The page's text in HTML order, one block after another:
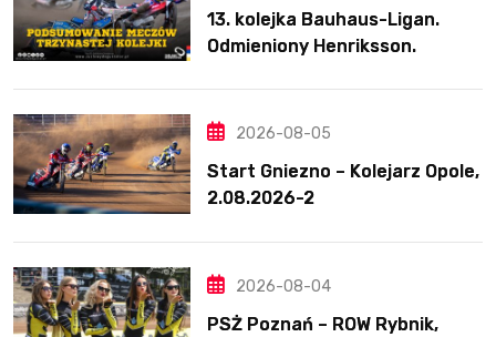
13. kolejka Bauhaus-Ligan.
Odmieniony Henriksson.
2026-08-05
Start Gniezno – Kolejarz Opole,
2.08.2026-2
2026-08-04
PSŻ Poznań – ROW Rybnik,